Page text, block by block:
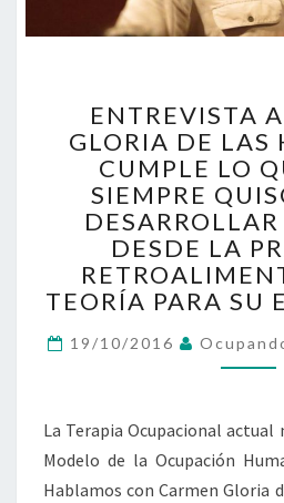
A
DE
LAS
«SE
LO
QUE
E
ENTREVISTA
GLORIA DE LAS
CUMPLE LO
SIEMPRE
DESDE LA
TEORÍA PARA SU
19/10/2016
La Terapia Ocupacional actual
Modelo de la Ocupación
Hablamos con Carmen Gloria